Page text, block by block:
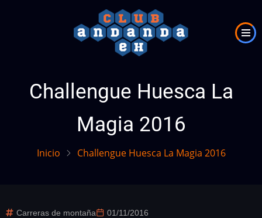
Challengue Huesca La
Magia 2016
Inicio Challengue Huesca La Magia 2016
Carreras de montaña 01/11/2016